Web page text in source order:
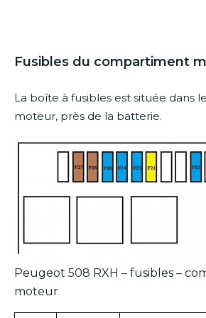
Fusibles du compartiment
La boîte à fusibles est située dans
moteur, près de la batterie.
Peugeot 508 RXH – fusibles –
moteur